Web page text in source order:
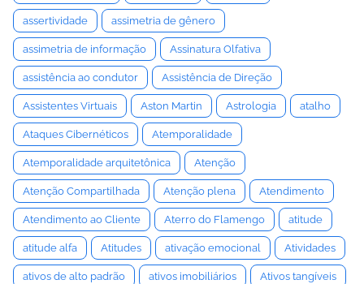
assertividade assimetria de gênero
assimetria de informação Assinatura Olfativa
assistência ao condutor Assistência de Direção
Assistentes Virtuais Aston Martin Astrologia atalho
Ataques Cibernéticos Atemporalidade
Atemporalidade arquitetônica Atenção
Atenção Compartilhada Atenção plena Atendimento
Atendimento ao Cliente Aterro do Flamengo atitude
atitude alfa Atitudes ativação emocional Atividades
ativos de alto padrão ativos imobiliários Ativos tangíveis